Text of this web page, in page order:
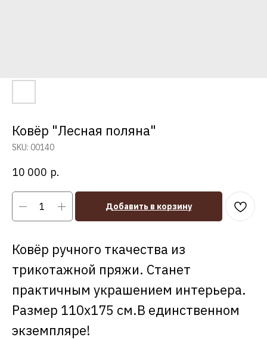
Ковёр "Лесная поляна"
SKU: 00140
10 000 р.
Добавить в корзину
Ковёр ручного ткачества из
трикотажной пряжи. Станет
практичным украшением интерьера.
Размер 110х175 см.В единственном
экземпляре!